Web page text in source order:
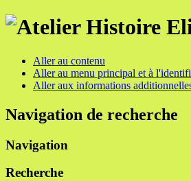
Aller au contenu
Aller au menu principal et à
Aller aux informations
Navigation de recherche
Navigation
Recherche